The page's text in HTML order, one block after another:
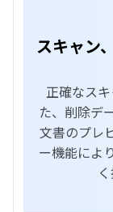
スキャン
正確なス
た、削除デ
文書のプレ
ー機能によ